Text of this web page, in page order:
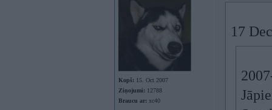
Kopš: 15. Oct 2007
Ziņojumi: 12788
Braucu ar: xc40
17